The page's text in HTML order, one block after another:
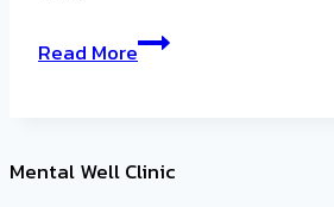
Read Moreนอน
ไม่
Mental Well Clinic